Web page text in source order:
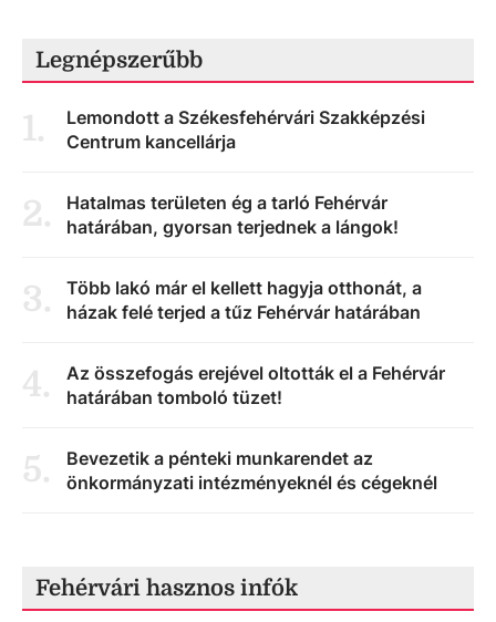
Legnépszerűbb
1.
Lemondott a Székesfehérvári Szakképzési
Centrum kancellárja
2.
Hatalmas területen ég a tarló Fehérvár
határában, gyorsan terjednek a lángok!
3.
Több lakó már el kellett hagyja otthonát, a
házak felé terjed a tűz Fehérvár határában
4.
Az összefogás erejével oltották el a Fehérvár
határában tomboló tüzet!
5.
Bevezetik a pénteki munkarendet az
önkormányzati intézményeknél és cégeknél
Fehérvári hasznos infók